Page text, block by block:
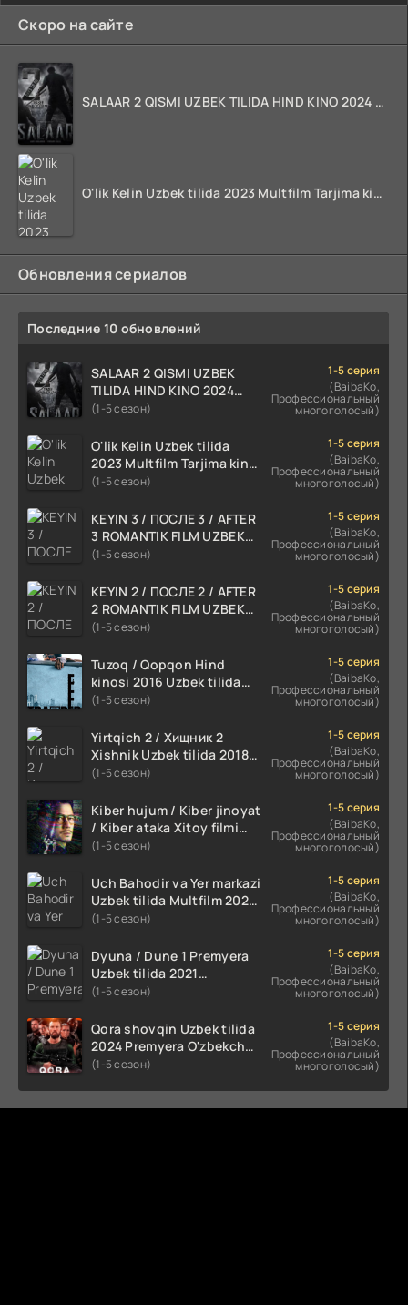
Скоро на сайте
SALAAR 2 QISMI UZBEK TILIDA HIND KINO 2024 TARJIMA 720p HD Skachat
O'lik Kelin Uzbek tilida 2023 Multfilm Tarjima kino skachat
Обновления сериалов
Последние 10 обновлений
SALAAR 2 QISMI UZBEK
TILIDA HIND KINO 2024
TARJIMA 720p HD Skachat
(1-5 сезон)
1-5 серия
(BaibaKo,
Профессиональный
многоголосый)
O'lik Kelin Uzbek tilida
2023 Multfilm Tarjima kino
skachat
(1-5 сезон)
1-5 серия
(BaibaKo,
Профессиональный
многоголосый)
KEYIN 3 / ПОСЛЕ 3 / AFTER
3 ROMANTIK FILM UZBEK
TILIDA 2021 TARJIMA FILM
(1-5 сезон)
1-5 серия
(BaibaKo,
Профессиональный
многоголосый)
KEYIN 2 / ПОСЛЕ 2 / AFTER
2 ROMANTIK FILM UZBEK
TILIDA 2020 TARJIMA FILM
(1-5 сезон)
1-5 серия
(BaibaKo,
Профессиональный
многоголосый)
Tuzoq / Qopqon Hind
kinosi 2016 Uzbek tilida
tarjima film HD
(1-5 сезон)
1-5 серия
(BaibaKo,
Профессиональный
многоголосый)
Yirtqich 2 / Хищник 2
Xishnik Uzbek tilida 2018-
2024 O'zbekcha tarjima
(1-5 сезон)
1-5 серия
(BaibaKo,
Профессиональный
многоголосый)
Kiber hujum / Kiber jinoyat
/ Kiber ataka Xitoy filmi
Uzbek tilida O'zbekcha
HD skachat
(1-5 сезон)
1-5 серия
(BaibaKo,
Профессиональный
многоголосый)
Uch Bahodir va Yer markazi
Uzbek tilida Multfilm 2025
tarjima HD skachat
(1-5 сезон)
1-5 серия
(BaibaKo,
Профессиональный
многоголосый)
Dyuna / Dune 1 Premyera
Uzbek tilida 2021
O'zbekcha tarjima kino HD
(1-5 сезон)
1-5 серия
(BaibaKo,
Профессиональный
многоголосый)
Qora shovqin Uzbek tilida
2024 Premyera O'zbekcha
tarjima kino HD skachat
(1-5 сезон)
1-5 серия
(BaibaKo,
Профессиональный
многоголосый)